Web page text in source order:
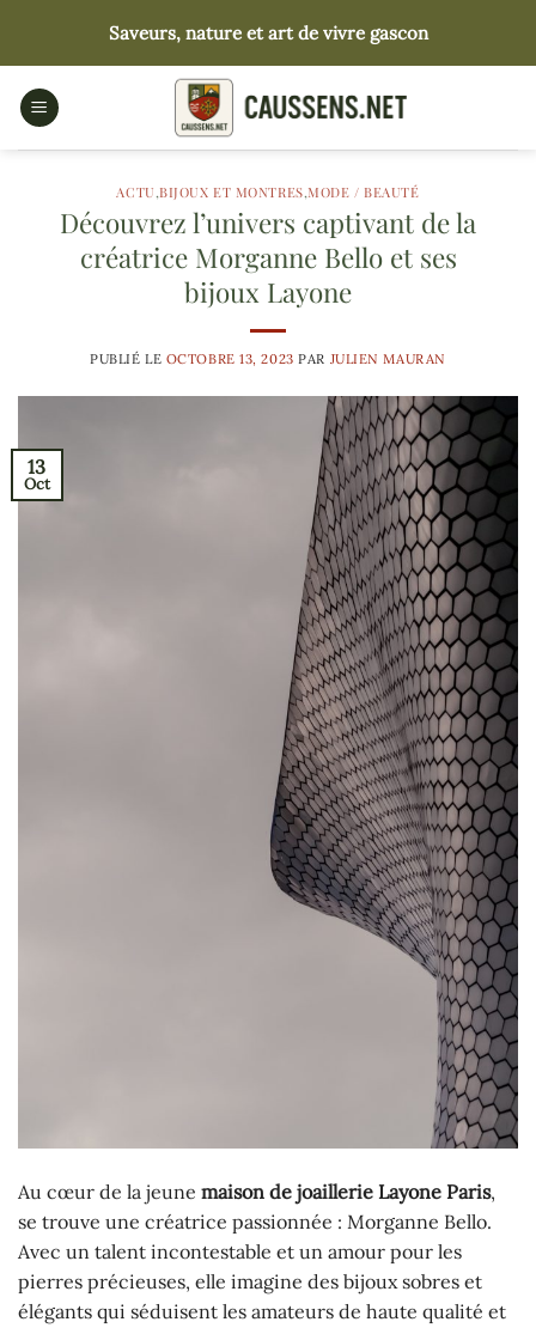
contenu
Saveurs, nature et art de vivre gascon
ACTU,BIJOUX ET MONTRES,MODE / BEAUTÉ
Découvrez l’univers captivant de la
créatrice Morganne Bello et ses
bijoux Layone
PUBLIÉ LE OCTOBRE 13, 2023 PAR JULIEN MAURAN
13
Oct
Au cœur de la jeune maison de joaillerie Layone Paris,
se trouve une créatrice passionnée : Morganne Bello.
Avec un talent incontestable et un amour pour les
pierres précieuses, elle imagine des bijoux sobres et
élégants qui séduisent les amateurs de haute qualité et